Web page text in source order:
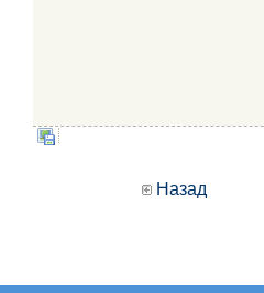
Назад